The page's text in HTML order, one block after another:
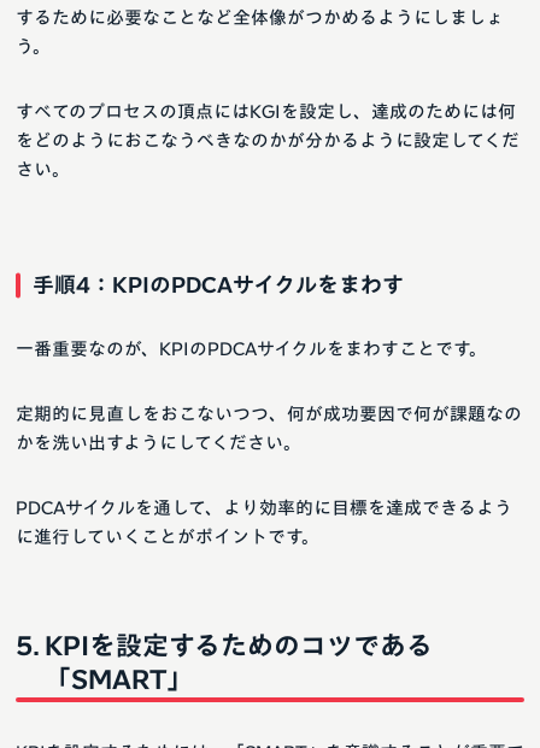
するために必要なことなど全体像がつかめるようにしましょ
う。
すベてのプロセスの頂点にはKGIを設定し、達成のためには何
をどのようにおこなうべきなのかが分かるように設定してくだ
さい。
手順4：KPIのPDCAサイクルをまわす
一番重要なのが、KPIのPDCAサイクルをまわすことです。
定期的に見直しをおこないつつ、何が成功要因で何が課題なの
かを洗い出すようにしてください。
PDCAサイクルを通して、より効率的に目標を達成できるよう
に進行していくことがポイントです。
KPIを設定するためのコツである
「SMART」